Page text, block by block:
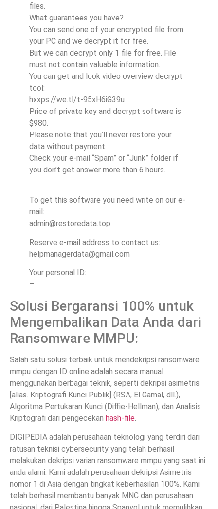
files.
What guarantees you have?
You can send one of your encrypted file from
your PC and we decrypt it for free.
But we can decrypt only 1 file for free. File
must not contain valuable information.
You can get and look video overview decrypt
tool:
hxxps://we.tl/t-95xH6iG39u
Price of private key and decrypt software is
$980.
Please note that you’ll never restore your
data without payment.
Check your e-mail “Spam” or “Junk” folder if
you don’t get answer more than 6 hours.
To get this software you need write on our e-
mail:
admin@restoredata.top
Reserve e-mail address to contact us:
helpmanagerdata@gmail.com
Your personal ID:
–
Solusi Bergaransi 100% untuk
Mengembalikan Data Anda dari
Ransomware MMPU:
Salah satu solusi terbaik untuk mendekripsi ransomware
mmpu dengan ID online adalah secara manual
menggunakan berbagai teknik, seperti dekripsi asimetris
[alias. Kriptografi Kunci Publik] (RSA, El Gamal, dll.),
Algoritma Pertukaran Kunci (Diffie-Hellman), dan Analisis
Kriptografi dari pengecekan hash-file.
DIGIPEDIA adalah perusahaan teknologi yang terdiri dari
ratusan teknisi cybersecurity yang telah berhasil
melakukan dekripsi varian ransomware mmpu yang saat ini
anda alami. Kami adalah perusahaan dekripsi Asimetris
nomor 1 di Asia dengan tingkat keberhasilan 100%. Kami
telah berhasil membantu banyak MNC dan perusahaan
nasional, dari Palestina hingga Spanyol untuk memulihkan